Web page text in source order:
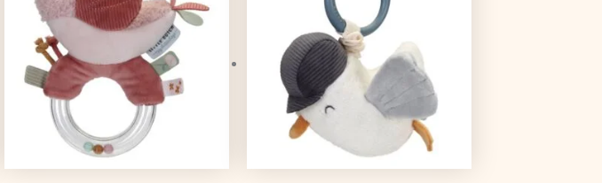
€9,99.€7,89.
€9,99.€7,89.